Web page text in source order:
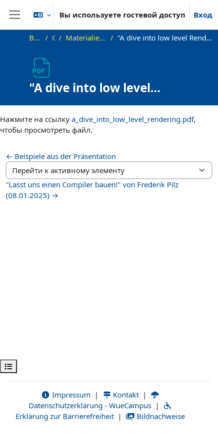
Перейти к основному содержанию
Боковая панель
Вы используете гостевой доступ Вход
Открыть оглавление курса
В начало OKInf Materialien zu bisherigen Vorträgen "A dive into low level Rendering" von Pirmin Pfeifer und Tino Reith (22.01.2025)
"A dive into low level
Rendering" von Pirmin Pfeifer
und Tino Reith (22.01.2025)
Нажмите на ссылку a_dive_into_low_level_rendering.pdf,
чтобы просмотреть файл.
← Beispiele aus der Präsentation
Перейти к активному элементу
"Lasst uns einen Compiler bauen!" von Frederik Pilz
(08.01.2025) →
Impressum | Kontakt |
Datenschutzerklärung - WueCampus |
Erklärung zur Barrierefreiheit | Bildnachweise